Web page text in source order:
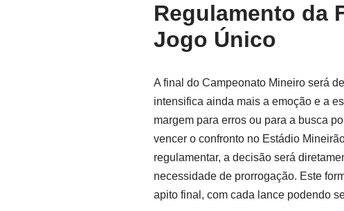
Regulamento da
Jogo Único
A final do Campeonato Mineiro será
intensifica ainda mais a emoção e a
margem para erros ou para a busca
vencer o confronto no Estádio
regulamentar, a decisão será
necessidade de prorrogação. Este
apito final, com cada lance podendo